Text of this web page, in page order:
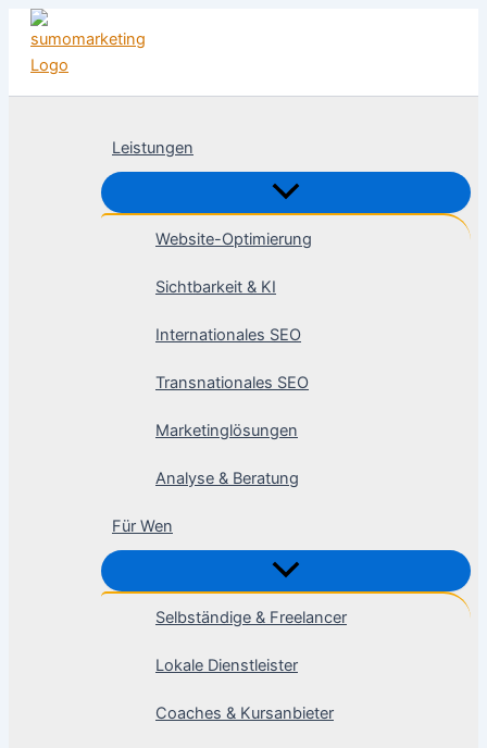
Zum
Inhalt
springen
Leistungen
Website-Optimierung
Sichtbarkeit & KI
Internationales SEO
Transnationales SEO
Marketinglösungen
Analyse & Beratung
Für Wen
Selbständige & Freelancer
Lokale Dienstleister
Coaches & Kursanbieter